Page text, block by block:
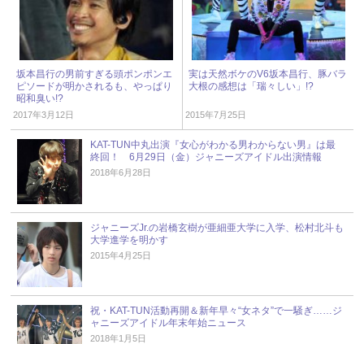
坂本昌行の男前すぎる頭ポンポンエ
ピソードが明かされるも、やっぱり
昭和臭い!?
2017年3月12日
実は天然ボケのV6坂本昌行、豚バラ
大根の感想は「瑞々しい」!?
2015年7月25日
KAT-TUN中丸出演『女心がわかる男わからない男』は最
終回！ 6月29日（金）ジャニーズアイドル出演情報
2018年6月28日
ジャニーズJr.の岩橋玄樹が亜細亜大学に入学、松村北斗も
大学進学を明かす
2015年4月25日
祝・KAT-TUN活動再開＆新年早々“女ネタ”で一騒ぎ……ジ
ャニーズアイドル年末年始ニュース
2018年1月5日